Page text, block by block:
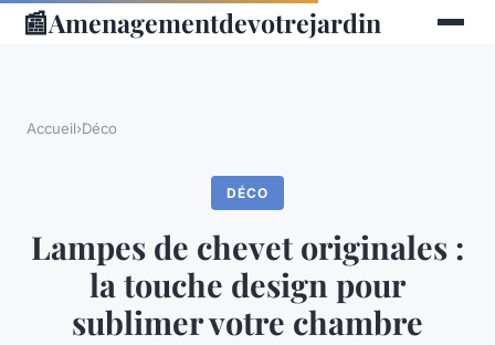
📰Amenagementdevotrejardin
Accueil›Déco
DÉCO
Lampes de chevet originales :
la touche design pour
sublimer votre chambre